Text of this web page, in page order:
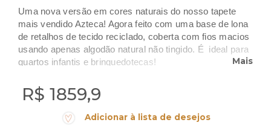
Uma nova versão em cores naturais do nosso tapete
mais vendido Azteca! Agora feito com uma base de lona
de retalhos de tecido reciclado, coberta com fios macios
usando apenas algodão natural não tingido. É ideal para
quartos infantis e brinquedotecas!
Tamanho: 140 x 200 cm
Algodão natural
Mais
R$ 1859,9
Adicionar à lista de desejos